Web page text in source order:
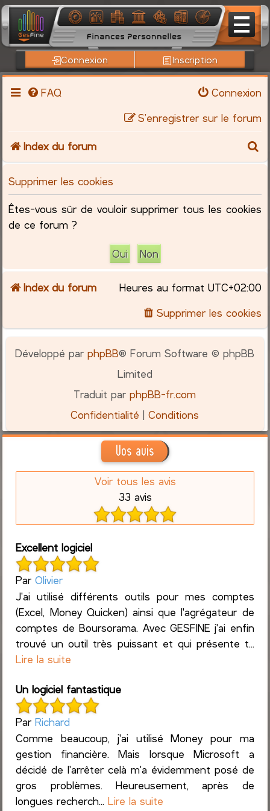
Connexion Inscription
FAQ
Connexion
S’enregistrer sur le forum
Index du forum
c
r
c
h
Supprimer les cookies
Êtes-vous sûr de vouloir supprimer tous les cookies
de ce forum ?
Index du forum Heures au format UTC+02:00
Supprimer les cookies
Développé parphpBB® Forum Software © phpBB
Limited
Traduit parphpBB-fr.com
Confidentialité |Conditions
Vos avis
Voir tous les avis
33 avis
Excellent logiciel
ParOlivier
J'ai utilisé différents outils pour mes comptes
(Excel, Money Quicken) ainsi que l'agrégateur de
comptes de Boursorama. Avec GESFINE j'ai enfin
trouvé un outil très puissant et qui présente t...
Lire la suite
Un logiciel fantastique
ParRichard
Comme beaucoup, j'ai utilisé Money pour ma
gestion financière. Mais lorsque Microsoft a
décidé de l'arrêter celà m'a évidemment posé de
gros problèmes. Heureusement, après de
longues recherch...Lire la suite